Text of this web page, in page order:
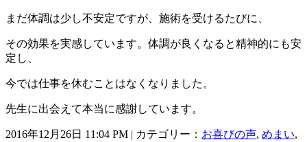
まだ体調は少し不安定ですが、施術を受けるたびに、
その効果を実感しています。体調が良くなると精神的にも安
定し、
今では仕事を休むことはなくなりました。
先生に出会えて本当に感謝しています。
2016年12月26日 11:04 PM | カテゴリー： お喜びの声, めまい,